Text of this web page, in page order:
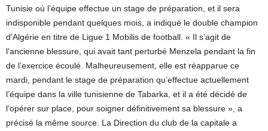
Tunisie où l’équipe effectue un stage de préparation, et il sera
indisponible pendant quelques mois, a indiqué le double champion
d’Algérie en titre de Ligue 1 Mobilis de football. « Il s’agit de
l’ancienne blessure, qui avait tant perturbé Menzela pendant la fin
de l’exercice écoulé. Malheureusement, elle est réapparue ce
mardi, pendant le stage de préparation qu’effectue actuellement
l’équipe dans la ville tunisienne de Tabarka, et il a été décidé de
l’opérer sur place, pour soigner définitivement sa blessure », a
précisé la même source. La Direction du club de la capitale a